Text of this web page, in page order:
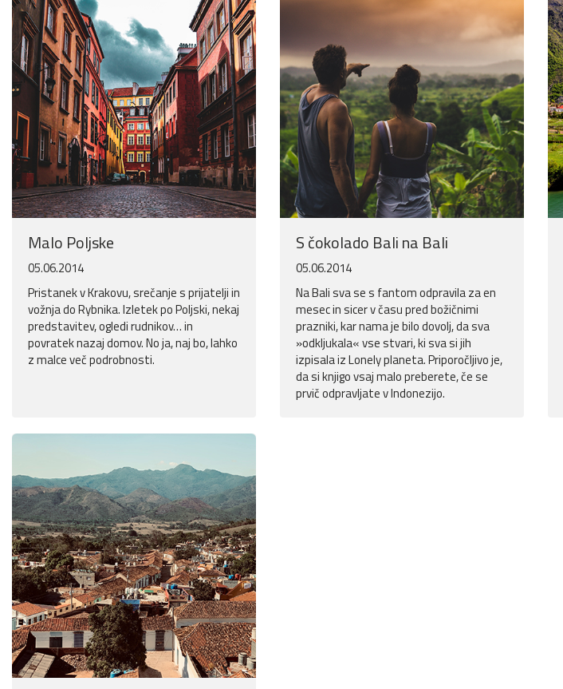
Malo Poljske
05.06.2014
Pristanek v Krakovu, srečanje s prijatelji in
vožnja do Rybnika. Izletek po Poljski, nekaj
predstavitev, ogledi rudnikov… in
povratek nazaj domov. No ja, naj bo, lahko
z malce več podrobnosti.
S čokolado Bali na Bali
05.06.2014
Na Bali sva se s fantom odpravila za en
mesec in sicer v času pred božičnimi
prazniki, kar nama je bilo dovolj, da sva
»odkljukala« vse stvari, ki sva si jih
izpisala iz Lonely planeta. Priporočljivo je,
da si knjigo vsaj malo preberete, če se
prvič odpravljate v Indonezijo.